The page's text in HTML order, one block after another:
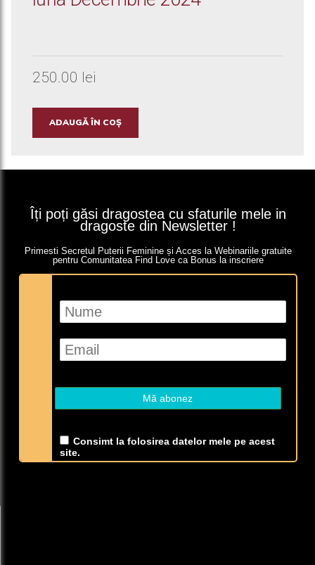
250.00 lei
ADAUGĂ ÎN COȘ
Îți poți găsi dragostea cu sfaturile mele in
dragoste din Newsletter !
Primesti Secretul Puterii Feminine și Acces la Webinariile gratuite
pentru Comunitatea Find Love ca Bonus la inscriere
Consimt la folosirea datelor mele pe acest
site.